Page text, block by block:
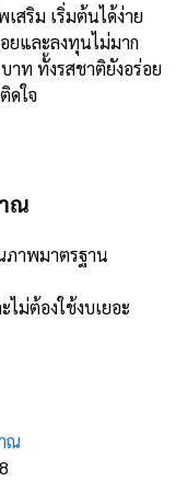
สริม เริ่มต้นได้ง่าย
อยและลงทุนไม่มาก
าท ทั้งรสชาติยังอร่อย
ดใจ
ณ
ภาพมาตรฐาน
ไม่ต้องใช้งบเยอะ
ณ